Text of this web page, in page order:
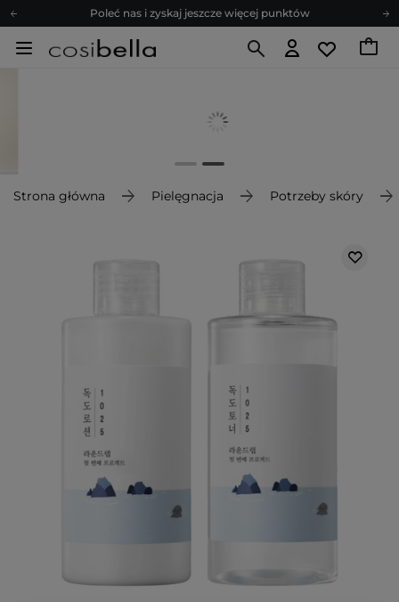
Poleć nas i zyskaj jeszcze więcej punktów
Zapisz się na newsletter pełen porad
Poleć nas i zyskaj jeszcze więcej punktów
Strona główna Pielęgnacja Potrzeby skóry